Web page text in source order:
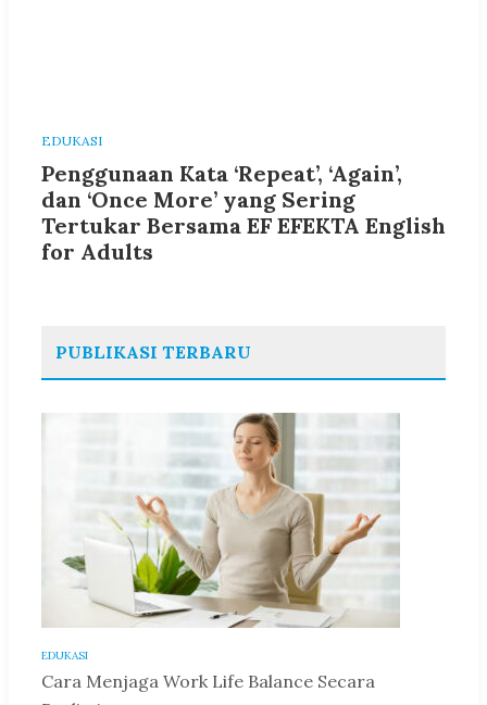
EDUKASI
Penggunaan Kata ‘Repeat’, ‘Again’,
dan ‘Once More’ yang Sering
Tertukar Bersama EF EFEKTA English
for Adults
PUBLIKASI TERBARU
EDUKASI
Cara Menjaga Work Life Balance Secara